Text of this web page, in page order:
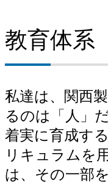
工場見学のご案内（和
関連会社（和歌山地区
環境への取り組み（和
地域・社会貢献（和歌
教育体系
私達は、関西
るのは「人」
着実に育成す
リキュラムを
は、その一部